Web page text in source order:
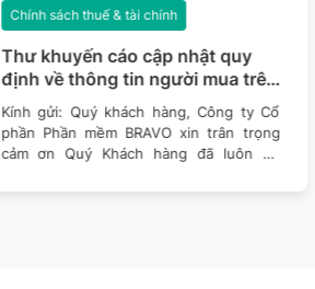
Thư khuyến cáo cập nhật quy
định về thông tin người mua trên
hóa đơn theo Nghị định số
254/2026/NĐ-CP
Chính sách thuế & tài chính
Kính gửi: Quý khách hàng, Công ty Cổ
phần Phần mềm BRAVO xin trân trọng
cảm ơn Quý Khách hàng đã luôn tin